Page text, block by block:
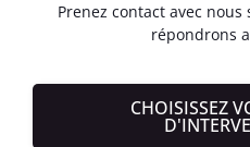
Prenez contact avec
répondrons
CHOISISSEZ